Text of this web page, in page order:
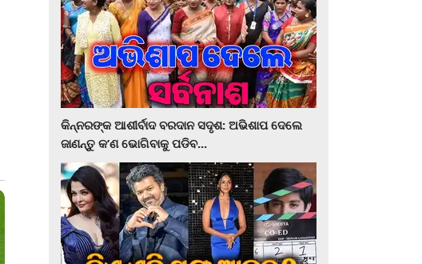
କିନ୍ନରଙ୍କ ଆଶୀର୍ବାଦ ବରଦାନ ସଦୃଶ: ଅଭିଶାପ ଦେଲେ
ଜାଣନ୍ତୁ କ’ଣ ଭୋଗିବାକୁ ପଡିବ...